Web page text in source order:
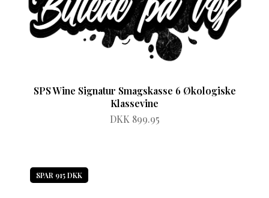
SPS Wine Signatur Smagskasse 6 Økologiske
Klassevine
DKK 899.95
SPAR 915 DKK